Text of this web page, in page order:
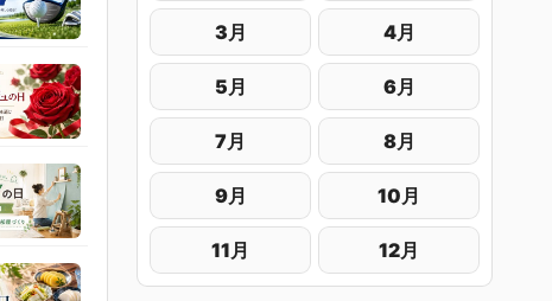
3月 4月
5月 6月
7月 8月
9月 10月
11月 12月